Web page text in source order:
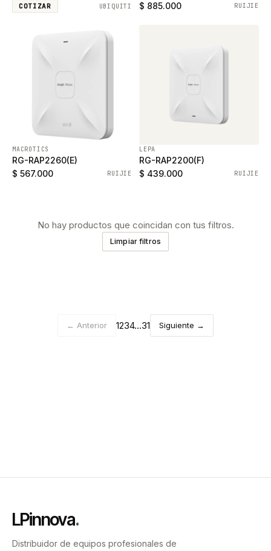
COTIZAR UBIQUITI
$ 885.000
RUIJIE
MACROTICS
RG-RAP2260(E)
$ 567.000
RUIJIE
LEPA
RG-RAP2200(F)
$ 439.000
RUIJIE
No hay productos que coincidan con tus filtros.
Limpiar filtros
← Anterior 1234…31 Siguiente →
LPinnova.
Distribuidor de equipos profesionales de